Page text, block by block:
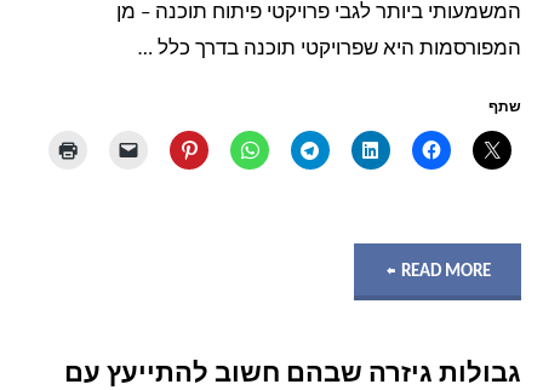
המשמעותי ביותר לגבי פרויקטי פיתוח תוכנה – מן
המפורסמות היא שפרויקטי תוכנה בדרך כלל …
שתף
READ MORE "מתודולוגיית
(או
גבולות גיזרה שבהם חשוב להתייעץ עם